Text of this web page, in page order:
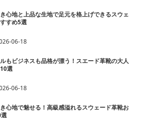
心地と上品な生地で足元を格上げできるスウェ
すめ5選
06-18
もビジネスも品格が漂う！スエード革靴の大人
選
06-18
心地で魅せる！高級感溢れるスウェード革靴お